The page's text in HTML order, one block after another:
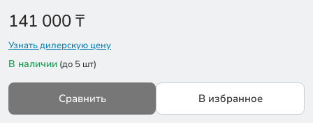
141 000₸
Узнать дилерскую цену
В наличии (до 5 шт)
Сравнить В избранное